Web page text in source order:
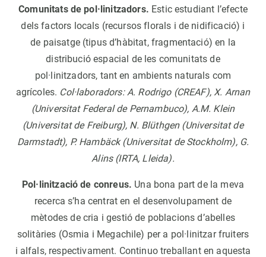
Comunitats de pol·linitzadors. Estic estudiant l’efecte
dels factors locals (recursos florals i de nidificació) i
de paisatge (tipus d’hàbitat, fragmentació) en la
distribució espacial de les comunitats de
pol·linitzadors, tant en ambients naturals com
agrícoles. Col·laboradors: A. Rodrigo (CREAF), X. Arnan
(Universitat Federal de Pernambuco), A.M. Klein
(Universitat de Freiburg), N. Blüthgen (Universitat de
Darmstadt), P. Hambäck (Universitat de Stockholm), G.
Alins (IRTA, Lleida).
Pol·linització de conreus. Una bona part de la meva
recerca s’ha centrat en el desenvolupament de
mètodes de cria i gestió de poblacions d’abelles
solitàries (Osmia i Megachile) per a pol·linitzar fruiters
i alfals, respectivament. Continuo treballant en aquesta